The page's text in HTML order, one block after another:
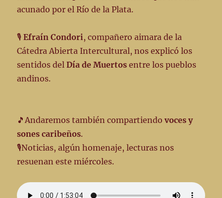
acunado por el Río de la Plata.
🎙️Efraín Condori, compañero aimara de la
Cátedra Abierta Intercultural, nos explicó los
sentidos delDía de Muertos entre los pueblos
andinos.
🎵Andaremos también compartiendovoces y
sones caribeños.
🎙️Noticias, algún homenaje, lecturas nos
resuenan este miércoles.